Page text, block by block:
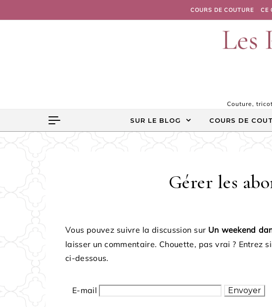
COURS DE COUTURE CE
Couture,
SUR LE BLOG COURS DE
Gérer les
Vous pouvez suivre la discussion sur Un weekend
laisser un commentaire. Chouette, pas vrai ? Entrez
ci-dessous.
E-mail